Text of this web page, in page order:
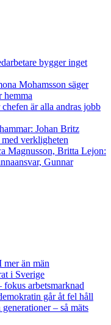
bygger inget
Mohamsson säger
hemma
chefen är alla andras jobb
Johan Britz
verkligheten
Magnusson, Britta Lejon:
Gunnar
än män
i Sverige
fokus arbetsmarknad
går åt fel håll
– så mäts